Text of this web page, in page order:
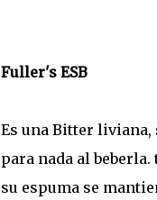
Fuller's ESB
Es una Bitter
para nada al
su espuma se